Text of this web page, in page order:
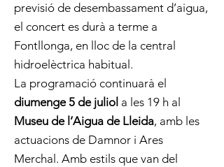
previsió de desembassament d’aigua,
el concert es durà a terme a
Fontllonga, en lloc de la central
hidroelèctrica habitual.
La programació continuarà el
diumenge 5 de juliol a les 19 h al
Museu de l’Aigua de Lleida, amb les
actuacions de Damnor i Ares
Merchal. Amb estils que van del